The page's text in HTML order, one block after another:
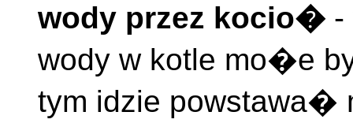
wody przez kocio�-
wody w kotle mo�e
tym idzie